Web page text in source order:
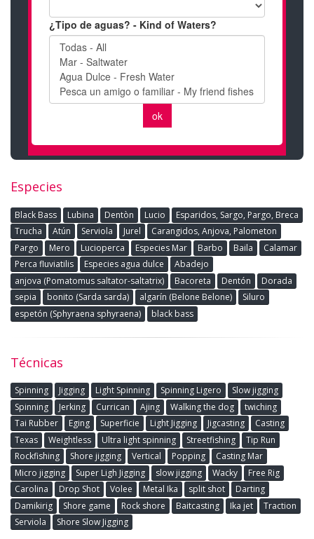
Especies
Black Bass Lubina Dentòn Lucio
Esparidos, Sargo, Pargo, Breca
Trucha
Atún Serviola Jurel
Carangidos, Anjova, Palometon
Pargo
Mero Lucioperca Especies Mar Barbo Baila
Calamar
Perca fluviatilis
Especies agua dulce
Abadejo
anjova (Pomatomus saltator-saltatrix)
Bacoreta Dentón
Dorada
sepia
bonito (Sarda sarda) algarín (Belone Belone)
Siluro
espetón (Sphyraena sphyraena)
black bass
Técnicas
Spinning Jigging Light Spinning Spinning Ligero
Slow jigging
Spinning
Jerking Currican Ajing Walking the dog
twiching
Tai Rubber
Eging Superficie Light Jigging Jigcasting
Casting
Texas
Weightless Ultra light spinning Streetfishing
Tip Run
Rockfishing
Shore jigging Vertical Popping
Casting Mar
Micro jigging
Super Ligh Jigging slow jigging Wacky
Free Rig
Carolina
Drop Shot Volee Metal Ika split shot
Darting
Damikirig
Shore game Rock shore Baitcasting Ika jet
Traction
Serviola
Shore Slow Jigging